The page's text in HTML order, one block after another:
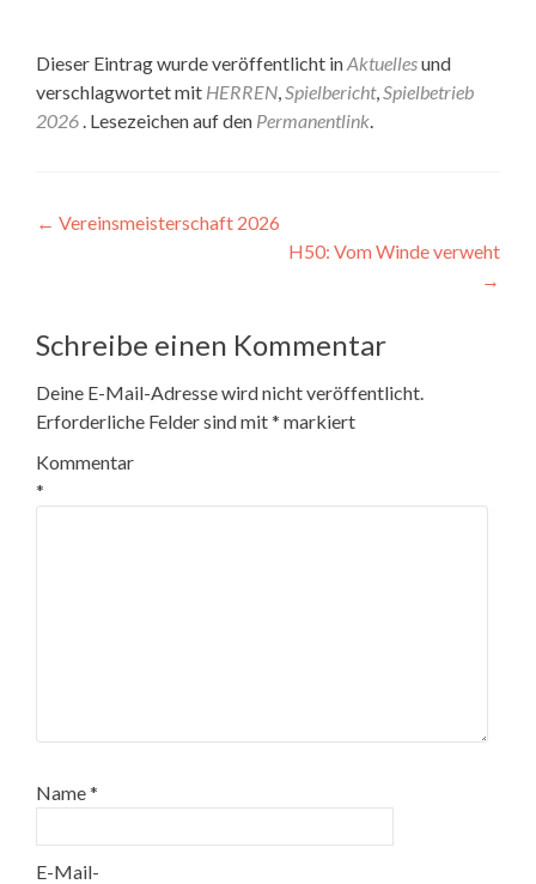
Dieser Eintrag wurde veröffentlicht inAktuellesund
verschlagwortet mit HERREN,Spielbericht,Spielbetrieb
2026 . Lesezeichen auf den Permanentlink.
Beitragsnavigation
← Vereinsmeisterschaft 2026
H50: Vom Winde verweht
→
Schreibe einen Kommentar
Deine E-Mail-Adresse wird nicht veröffentlicht.
Erforderliche Felder sind mit* markiert
Kommentar
*
Name*
E-Mail-